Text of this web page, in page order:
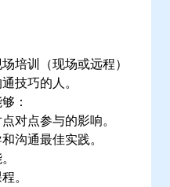
培训（现场或远程）
技巧的人。
：
对点参与的影响。
沟通最佳实践。
。